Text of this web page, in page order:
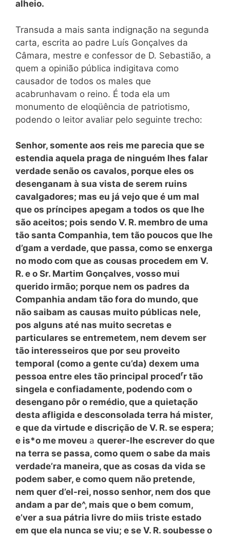
alheio.
Transuda a mais santa indignação na segunda
carta, escrita ao padre Luís Gonçalves da
Câmara, mestre e confessor de D. Sebastião, a
quem a opinião pública indigitava como
causador de todos os males que
acabrunhavam o reino. É toda ela um
monumento de eloqüência de patriotismo,
podendo o leitor avaliar pelo seguinte trecho:
Senhor, somente aos reis me parecia que se
estendia aquela praga de ninguém lhes falar
verdade senão os cavalos, porque eles os
desenganam à sua vista de serem ruins
cavalgadores; mas eu já vejo que é um mal
que os príncipes apegam a todos os que lhe
são aceitos; pois sendo V. R. membro de uma
tão santa Companhia, tem tão poucos que lhe
d’gam a verdade, que passa, como se enxerga
no modo com que as cousas procedem em V.
R. e o Sr. Martim Gonçalves, vosso mui
querido irmão; porque nem os padres da
Companhia andam tão fora do mundo, que
não saibam as causas muito públicas nele,
pos alguns até nas muito secretas e
particulares se entremetem, nem devem ser
tão interesseiros que por seu proveito
temporal (como a gente cu’da) dexem uma
pessoa entre eles tão principal procedrr tão
singela e confiadamente, podendo com o
desengano pôr o remédio, que a quietação
desta afligida e desconsolada terra há mister,
e que da virtude e discrição de V. R. se espera;
e is*o me moveu a querer-lhe escrever do que
na terra se passa, como quem o sabe da mais
verdade’ra maneira, que as cosas da vida se
podem saber, e como quem não pretende,
nem quer d’el-rei, nosso senhor, nem dos que
andam a par de^, mais que o bem comum,
e’ver a sua pátria livre do miis triste estado
em que ela nunca se viu; e se V. R. soubesse o